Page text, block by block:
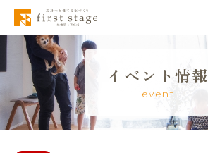
イベント情報
event